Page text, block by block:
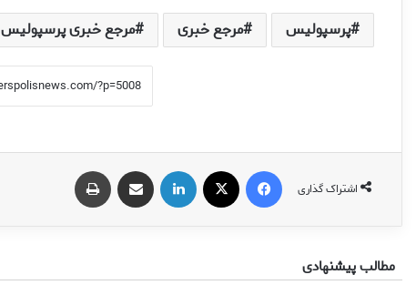
پرسپولیس مرجع خبری مرجع خبری پرسپولیس
اشتراک گذاری
فیس بوک لینکدین اشتراک گذاری از طریق ایمیل
مطالب پیشنهادی